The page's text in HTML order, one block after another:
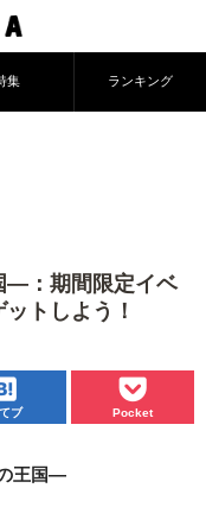
集 ランキング
―：期間限定イベ
トしよう！
ブ Pocket
王国―